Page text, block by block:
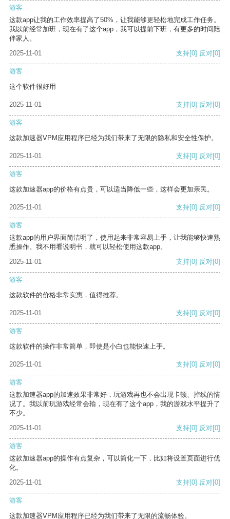
游客
这款app让我的工作效率提高了50%，让我能够更轻松地完成工作任务。
我以前经常加班，现在有了这个app，我可以提前下班，有更多的时间陪
伴家人。
2025-11-01
支持[0] 反对[0]
游客
这个软件很好用
2025-11-01 支持[0] 反对[0]
游客
这款加速器VPM应用程序已经为我们带来了无限的隐私和安全性保护。
2025-11-01 支持[0] 反对[0]
游客
这款加速器app的价格有点贵，可以适当降低一些，这样会更加亲民。
2025-11-01 支持[0] 反对[0]
游客
这款app的用户界面简洁明了，使用起来非常容易上手，让我能够快速熟
悉操作。我不用看说明书，就可以轻松使用这款app。
2025-11-01
支持[0] 反对[0]
游客
这款软件的价格非常实惠，值得推荐。
2025-11-01 支持[0] 反对[0]
游客
这款软件的操作非常简单，即使是小白也能快速上手。
2025-11-01 支持[0] 反对[0]
游客
这款加速器app的加速效果非常好，玩游戏再也不会出现卡顿、掉线的情
况了。我以前玩游戏经常会输，现在有了这个app，我的游戏水平提升了
不少。
2025-11-01
支持[0] 反对[0]
游客
这款加速器app的操作有点复杂，可以简化一下，比如将设置页面进行优
化。
2025-11-01
支持[0] 反对[0]
游客
这款加速器VPM应用程序已经为我们带来了无限的流畅体验。